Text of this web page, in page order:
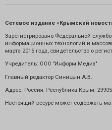
Сетевое издание «Крымский
Зарегистрировано Федеральной
информационных технологий и
марта 2015 года, свидетельство о
Учредитель: ООО "Информ Медиа"
Главный редактор Синицын А.В.
Адрес: Россия. Республика Крым.
Настоящий ресурс может содержать